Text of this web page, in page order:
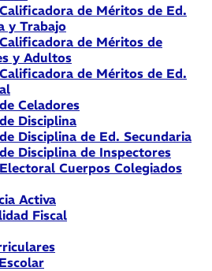
de Méritos de Ed.
y Trabajo
de Méritos de
y Adultos
de Méritos de Ed.
Celadores
Disciplina
Disciplina de Ed. Secundaria
Disciplina de Inspectores
Cuerpos Colegiados
Activa
Fiscal